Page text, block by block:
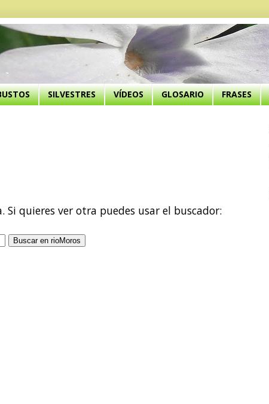
SILVESTRES VÍDEOS GLOSARIO FRASES
quieres ver otra puedes usar el buscador: